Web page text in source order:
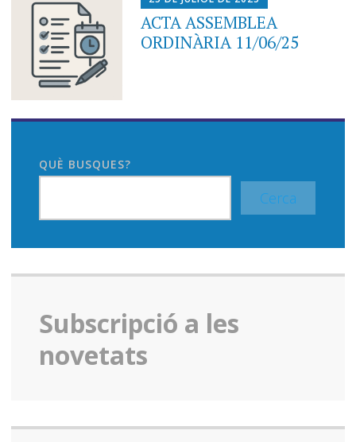
ACTA ASSEMBLEA
ORDINÀRIA 11/06/25
QUÈ BUSQUES?
Cerca
Subscripció a les
novetats